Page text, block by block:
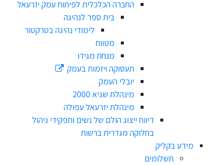
החברה הכלכלית לפיתוח עמק יזרעאל
בית ספר לנהיגה
לימודי נהיגה בטרקטור
מטווח
מנחת מגידו
תעסוקה ויזמות בעמק
יובלי העמק
מינהלת שגיא 2000
מינהלת יזרעאל עפולה
דיווח ייצוג הולם של נשים ותפקידי ניהול
בחלוקה מגדרית ברשות
מידע בקליק
תשלומים